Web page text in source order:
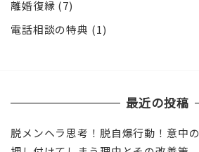
離婚復縁 (7)
電話相談の特典 (1)
最近の投稿
脱メンヘラ思考！脱自爆行動！意中